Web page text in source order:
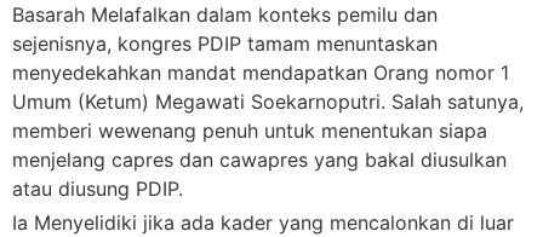
Basarah Melafalkan dalam konteks pemilu dan
sejenisnya, kongres PDIP tamam menuntaskan
menyedekahkan mandat mendapatkan Orang nomor 1
Umum (Ketum) Megawati Soekarnoputri. Salah satunya,
memberi wewenang penuh untuk menentukan siapa
menjelang capres dan cawapres yang bakal diusulkan
atau diusung PDIP.
Ia Menyelidiki jika ada kader yang mencalonkan di luar